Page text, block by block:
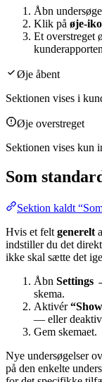
Åbn
Klik på øje-
Et overstreget
Øje åbent
Sektionen vises i
Øje overstreget
Sektionen vises kun
Som
Sektion kaldt
Hvis et felt generelt
indstiller du det
ikke skal sætte det
Åbn Settings
skema.
Aktivér
— eller
Gem skemaet.
Nye undersøgelser
på den enkelte